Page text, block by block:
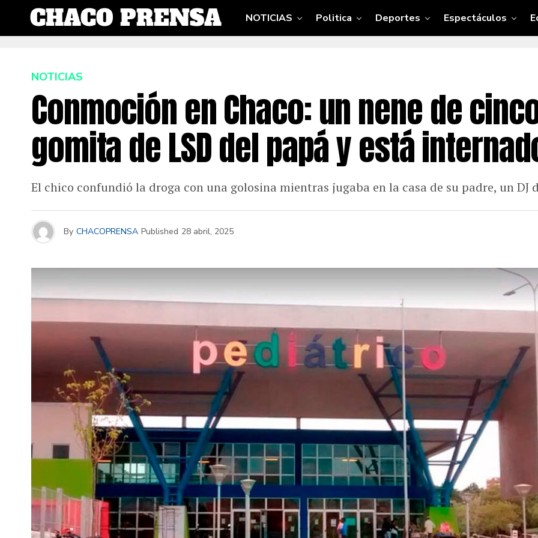
NOTICIAS Politica Deportes Espectáculos
NOTICIAS
Conmoción en Chaco: un nene de
gomita de LSD del papá y está
El chico confundió la droga con una golosina mientras jugaba en la casa de su padre, un DJ
By CHACOPRENSA Published 28 abril, 2025